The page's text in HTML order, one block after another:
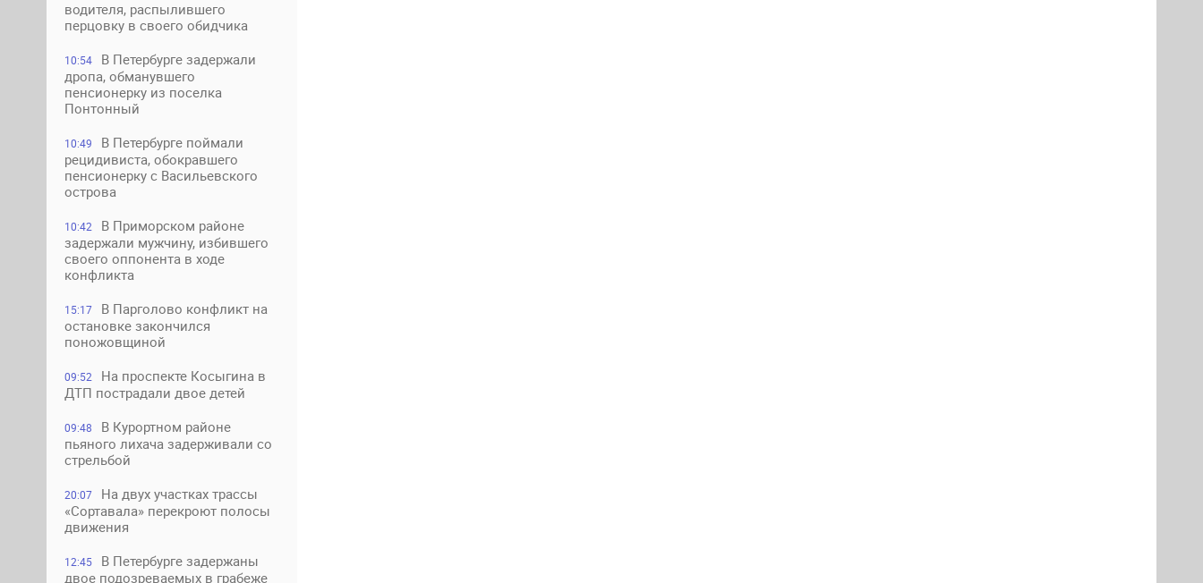
водителя, распылившего
перцовку в своего обидчика
10:54
В Петербурге задержали
дропа, обманувшего
пенсионерку из поселка
Понтонный
10:49
В Петербурге поймали
рецидивиста, обокравшего
пенсионерку с Васильевского
острова
10:42
В Приморском районе
задержали мужчину, избившего
своего оппонента в ходе
конфликта
15:17
В Парголово конфликт на
остановке закончился
поножовщиной
09:52
На проспекте Косыгина в
ДТП пострадали двое детей
09:48
В Курортном районе
пьяного лихача задерживали со
стрельбой
20:07
На двух участках трассы
«Сортавала» перекроют полосы
движения
12:45
В Петербурге задержаны
двое подозреваемых в грабеже